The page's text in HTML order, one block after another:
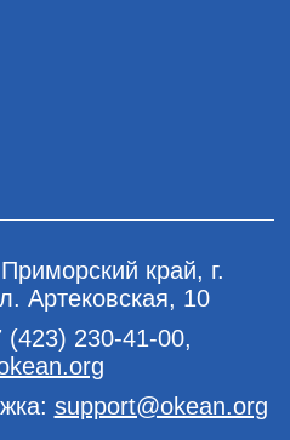
край, г.
Артековская, 10
(423) 230-41-00,
support@okean.org